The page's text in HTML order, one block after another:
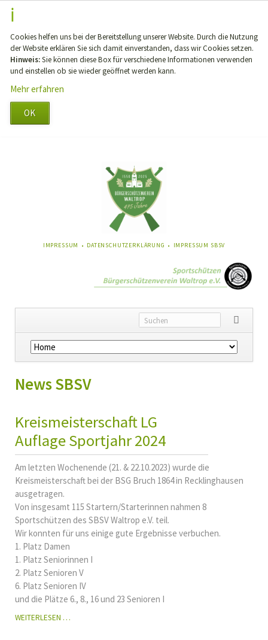
Cookies helfen uns bei der Bereitstellung unserer Website. Durch die Nutzung
der Website erklären Sie sich damit einverstanden, dass wir Cookies setzen.
Hinweis:Sie können diese Box für verschiedene Informationen verwenden
und einstellen ob sie wieder geöffnet werden kann.
Mehr erfahren
OK
NAVIGATION
IMPRESSUM DATENSCHUTZERKLÄRUNG IMPRESSUM SBSV
Navigation
überspringen
News SBSV
Kreismeisterschaft LG
Auflage Sportjahr 2024
Am letzten Wochenende (21. & 22.10.2023) wurde die
Kreismeisterschaft bei der BSG Bruch 1864 in Recklinghausen
ausgetragen.
Von insgesamt 115 Startern/Starterinnen nahmen 8
Sportschützen des SBSV Waltrop e.V. teil.
Wir konnten für uns einige gute Ergebnisse verbuchen.
1. Platz Damen
1. Platz Seniorinnen I
2. Platz Senioren V
6. Platz Senioren IV
und die Plätze 6., 8., 16 und 23 Senioren I
WEITERLESEN …KREISMEISTERSCHAFT